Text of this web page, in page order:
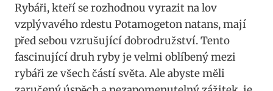
Rybáři, kteří​ se rozhodnou vyrazit na lov
vzplývavého rdestu Potamogeton natans, mají
před ⁤sebou⁣ vzrušující​ dobrodružství.‍ Tento
fascinující druh ⁢ryby je velmi oblíbený mezi
rybáři ze všech částí světa.‍ Ale abyste ​měli